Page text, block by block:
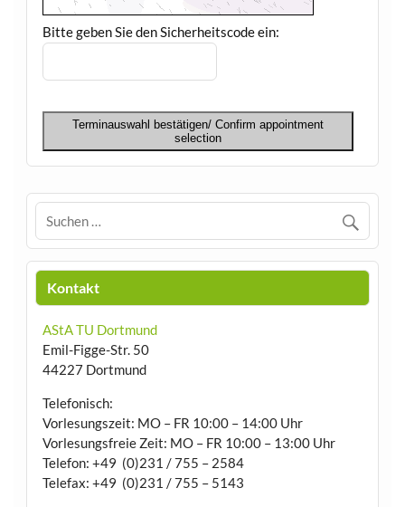
Bitte geben Sie den Sicherheitscode ein:
Terminauswahl bestätigen/ Confirm appointment
selection
Kontakt
AStA TU Dortmund
Emil-Figge-Str. 50
44227 Dortmund
Telefonisch:
Vorlesungszeit: MO – FR 10:00 – 14:00 Uhr
Vorlesungsfreie Zeit: MO – FR 10:00 – 13:00 Uhr
Telefon: +49 (0)231 / 755 – 2584
Telefax: +49 (0)231 / 755 – 5143